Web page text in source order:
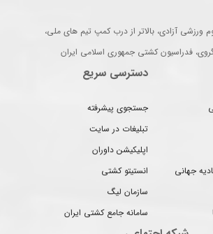
ورزشی آزادی، بالاتر از درب کمپ تیم های ملی،
فدراسیون کشتی جمهوری اسلامی ایران
جهانی
دسترسی سریع
جستجوی پیشرفته
تبلیغات در سایت
اپلیکیشن داوران
انستیتو کشتی
سازمان لیگ
سامانه جامع کشتی ایران